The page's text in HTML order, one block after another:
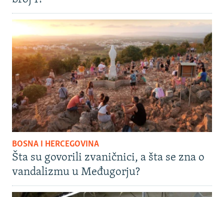
BOSNA I HERCEGOVINA
Šta su govorili zvaničnici, a šta se zna o
vandalizmu u Međugorju?